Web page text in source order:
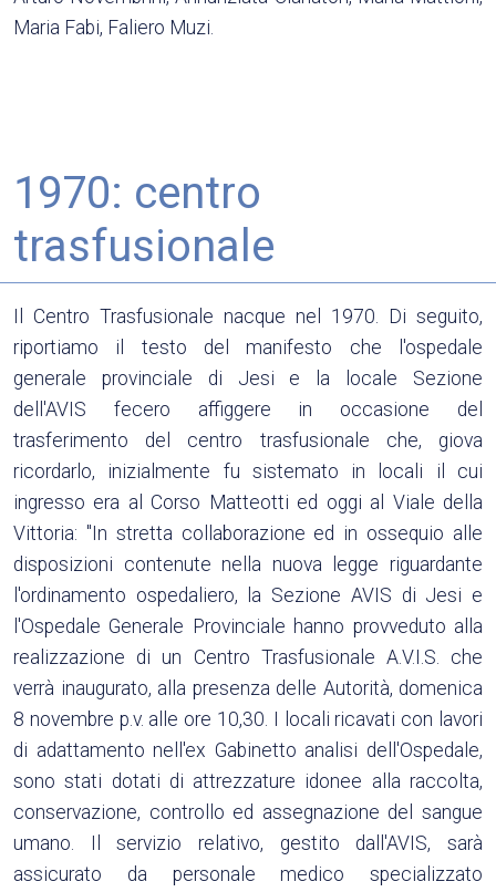
Maria Fabi, Faliero Muzi.
1970: centro
trasfusionale
Il Centro Trasfusionale nacque nel 1970. Di seguito,
riportiamo il testo del manifesto che l'ospedale
generale provinciale di Jesi e la locale Sezione
dell'AVIS fecero affiggere in occasione del
trasferimento del centro trasfusionale che, giova
ricordarlo, inizialmente fu sistemato in locali il cui
ingresso era al Corso Matteotti ed oggi al Viale della
Vittoria: "In stretta collaborazione ed in ossequio alle
disposizioni contenute nella nuova legge riguardante
l'ordinamento ospedaliero, la Sezione AVIS di Jesi e
l'Ospedale Generale Provinciale hanno provveduto alla
realizzazione di un Centro Trasfusionale A.V.I.S. che
verrà inaugurato, alla presenza delle Autorità, domenica
8 novembre p.v. alle ore 10,30. I locali ricavati con lavori
di adattamento nell'ex Gabinetto analisi dell'Ospedale,
sono stati dotati di attrezzature idonee alla raccolta,
conservazione, controllo ed assegnazione del sangue
umano. Il servizio relativo, gestito dall'AVIS, sarà
assicurato da personale medico specializzato